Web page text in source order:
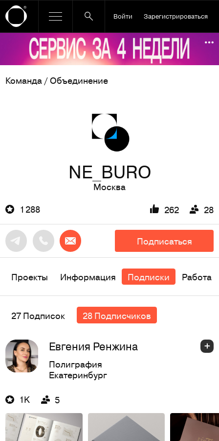
Войти Зарегистрироваться
Ссылка баннера
Команда / Объединение
NE_BURO
Москва
1 288
262 28
Подписаться
Проекты Информация Подписки Работа
27 Подписок 28 Подписчиков
Евгения Ренжина
Полиграфия
Екатеринбург
1K 5